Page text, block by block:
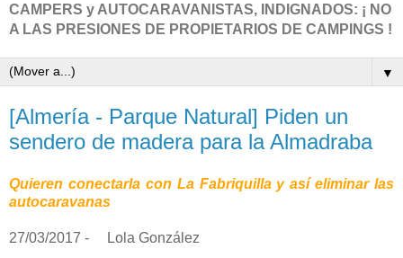
CAMPERS y AUTOCARAVANISTAS, INDIGNADOS: ¡ NO
A LAS PRESIONES DE PROPIETARIOS DE CAMPINGS !
▼
[Almería - Parque Natural] Piden un
sendero de madera para la Almadraba
Quieren conectarla con La Fabriquilla y así eliminar las
autocaravanas
27/03/2017 - Lola González